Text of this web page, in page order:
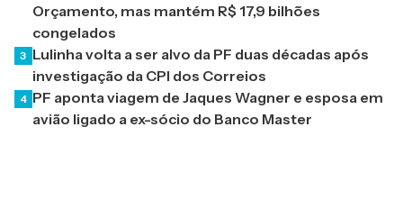
Orçamento, mas mantém R$ 17,9 bilhões
congelados
3 Lulinha volta a ser alvo da PF duas décadas após
investigação da CPI dos Correios
4 PF aponta viagem de Jaques Wagner e esposa em
avião ligado a ex-sócio do Banco Master